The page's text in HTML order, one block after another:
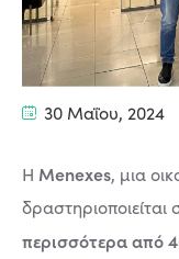
30 Μαΐου, 2024
Η Menexes, μια
περισσότερα από